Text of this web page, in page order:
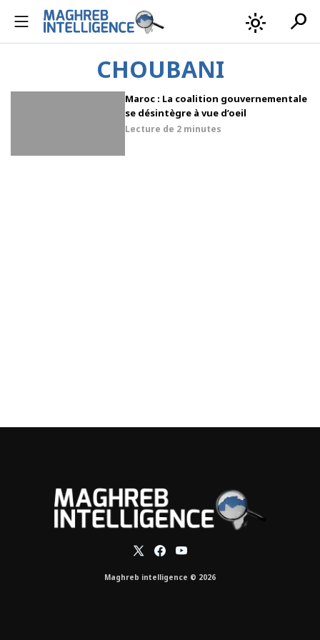
light_mode search
CHOUBANI
Maroc : La coalition gouvernementale
se désintègre à vue d’oeil
Lecture de 2 minutes
Maghreb intelligence © 2026